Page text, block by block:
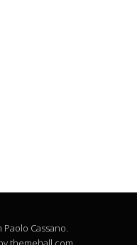
Cassano.